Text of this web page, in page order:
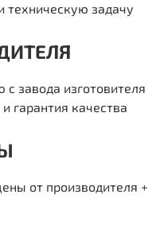
задачу
завода изготовителя
гарантия качества
от производителя +